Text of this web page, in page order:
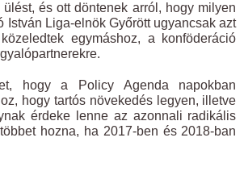
és ott döntenek arról, hogy milyen
Liga-elnök Győrött ugyancsak azt
egymáshoz, a konföderáció
hogy a Policy Agenda napokban
hogy tartós növekedés legyen, illetve
érdeke lenne az azonnali radikális
hozna, ha 2017-ben és 2018-ban